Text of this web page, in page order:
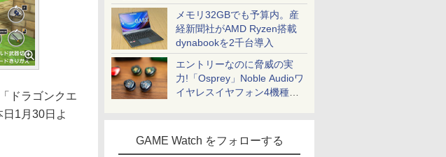
メモリ32GBでも予算内。産
経新聞社がAMD Ryzen搭載
dynabookを2千台導入
エントリーなのに脅威の実
力!「Osprey」Noble Audioワ
イヤレスイヤフォン4機種を
GAME Watch をフォローする
ドラゴンクエ
1月30日よ